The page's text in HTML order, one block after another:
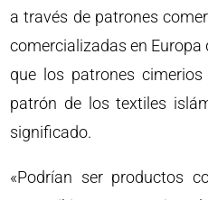
a través de patrones
comercializadas en
que los patrones
patrón de los textiles
significado.
«Podrían ser productos